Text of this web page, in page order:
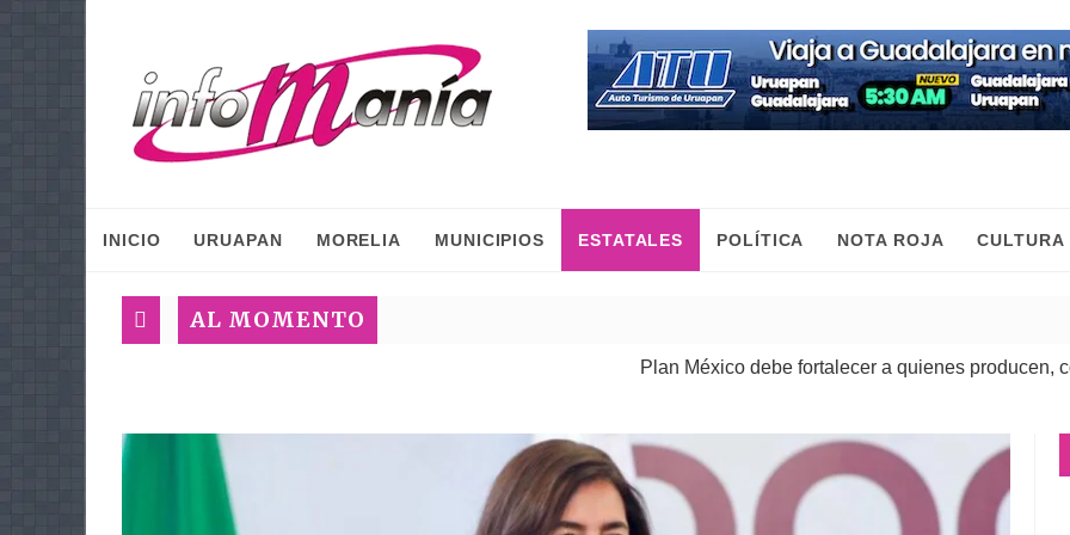
INICIO URUAPAN MORELIA MUNICIPIOS ESTATALES POLÍTICA NOTA ROJA CULTURA
AL MOMENTO
Plan México debe fortalecer a quienes producen, comercian y